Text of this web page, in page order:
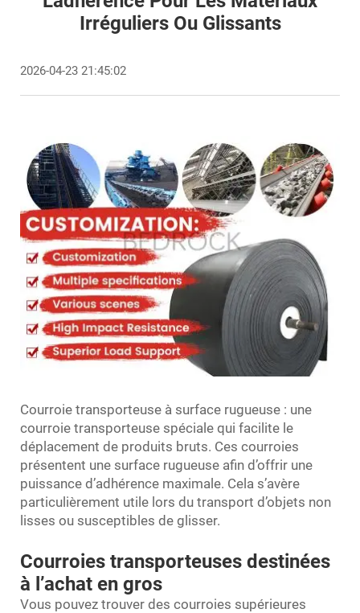
Irréguliers Ou Glissants
2026-04-23 21:45:02
Courroie transporteuse à surface rugueuse : une
courroie transporteuse spéciale qui facilite le
déplacement de produits bruts. Ces courroies
présentent une surface rugueuse afin d’offrir une
puissance d’adhérence maximale. Cela s’avère
particulièrement utile lors du transport d’objets non
lisses ou susceptibles de glisser.
Courroies transporteuses destinées
à l’achat en gros
Vous pouvez trouver des courroies supérieures